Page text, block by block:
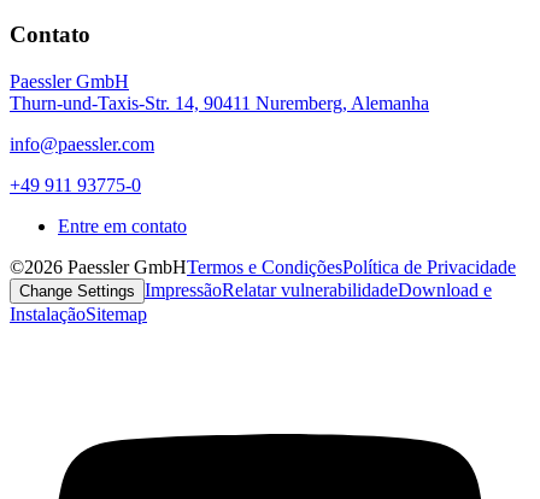
Contato
Paessler GmbH
Thurn-und-Taxis-Str. 14, 90411 Nuremberg, Alemanha
info@paessler.com
+49 911 93775-0
Entre em contato
©2026 Paessler GmbHTermos e CondiçõesPolítica de Privacidade
Change Settings ImpressãoRelatar vulnerabilidadeDownload e
InstalaçãoSitemap